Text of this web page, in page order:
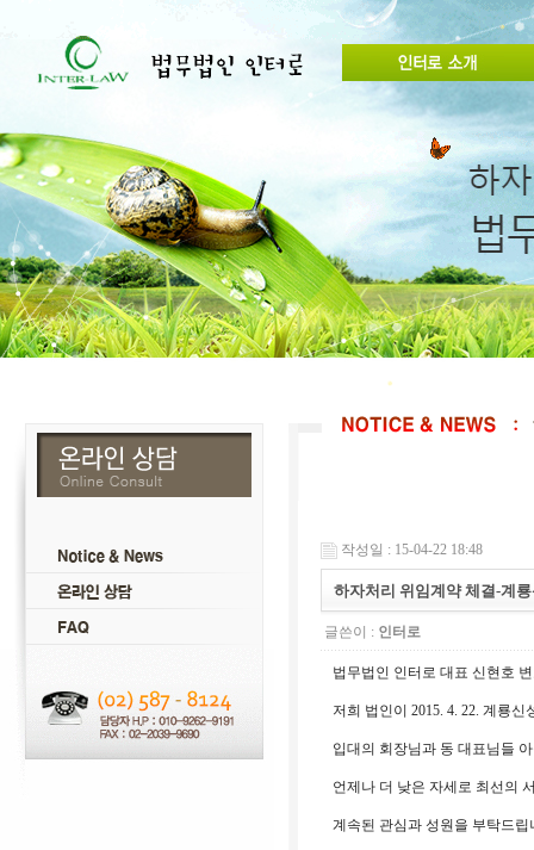
작성일 : 15-04-22 18:48
하자처리 위임계약 체결-계
글쓴이 : 인터로
법무법인 인터로 대표 신현호
저희 법인이 2015. 4. 22. 계룡
입대의 회장님과 동 대표님들
언제나 더 낮은 자세로 최선의
계속된 관심과 성원을 부탁드립